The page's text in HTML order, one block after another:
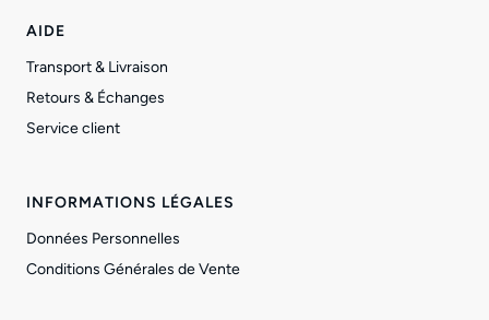
AIDE
Transport & Livraison
Retours & Échanges
Service client
INFORMATIONS LÉGALES
Données Personnelles
Conditions Générales de Vente